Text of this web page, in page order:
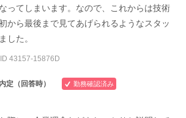
ってしまいます。なので、これからは技術
から最後まで見てあげられるようなスタッ
した。
43157-15876D
定（回答時）
勤務確認済み